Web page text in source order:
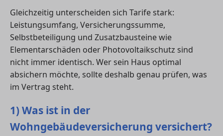
Gleichzeitig unterscheiden sich Tarife stark:
Leistungsumfang, Versicherungssumme,
Selbstbeteiligung und Zusatzbausteine wie
Elementarschäden oder Photovoltaikschutz sind
nicht immer identisch. Wer sein Haus optimal
absichern möchte, sollte deshalb genau prüfen, was
im Vertrag steht.
1) Was ist in der
Wohngebäudeversicherung versichert?